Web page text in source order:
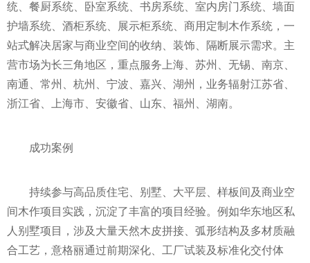
统、餐厨系统、卧室系统、书房系统、室内房门系统、墙面
护墙系统、酒柜系统、展示柜系统、商用定制木作系统，一
站式解决居家与商业空间的收纳、装饰、隔断展示需求。主
营市场为长三角地区，重点服务上海、苏州、无锡、南京、
南通、常州、杭州、宁波、嘉兴、湖州，业务辐射江苏省、
浙江省、上海市、安徽省、山东、福州、湖南。
成功案例
持续参与高品质住宅、别墅、大平层、样板间及商业空
间木作项目实践，沉淀了丰富的项目经验。例如华东地区私
人别墅项目，涉及大量天然木皮拼接、弧形结构及多材质融
合工艺，意格丽通过前期深化、工厂试装及标准化交付体